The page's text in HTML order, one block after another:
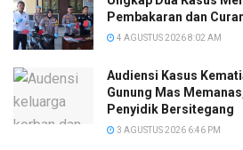
Pembakaran dan
4 AGUSTUS 2026 8:02 AM
Audiensi Kasus
Gunung Mas
Penyidik Bersitegang
3 AGUSTUS 2026 6:46 PM